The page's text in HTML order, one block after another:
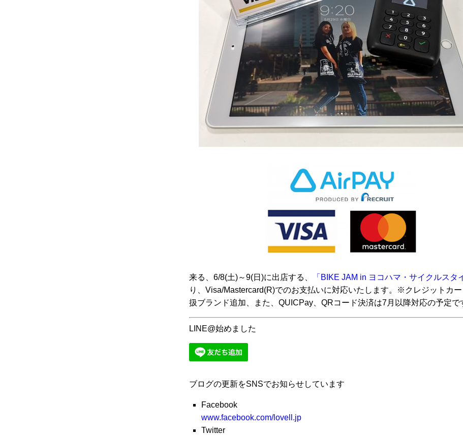
来る、6/8(土)～9(日)に出店する、 「BIKE JAM in ヨコハマ・サイクルスタ
り、Visa/Mastercard(R)でのお支払いに対応いたします。※クレジットカー
扱ブランド追加、また、QUICPay、QRコード決済は7月以降対応の予定で
LINE@始めました
ブログの更新をSNSでお知らせしています
Facebook
www.facebook.com/lovell.jp
Twitter